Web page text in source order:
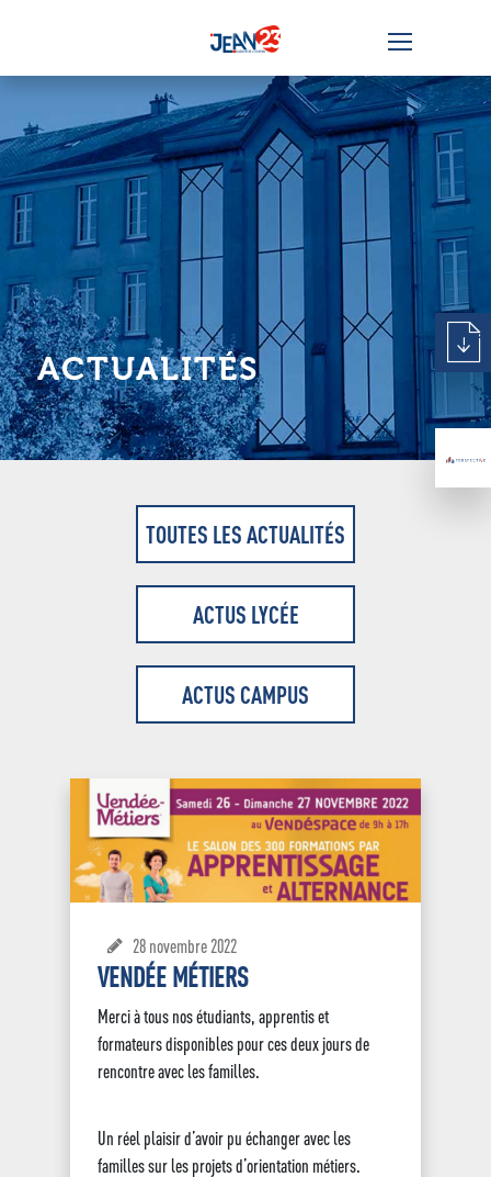
ACTUALITÉS
TOUTES LES ACTUALITÉS
ACTUS LYCÉE
ACTUS CAMPUS
28 novembre 2022
VENDÉE MÉTIERS
Merci à tous nos étudiants, apprentis et
formateurs disponibles pour ces deux jours de
rencontre avec les familles.
Un réel plaisir d’avoir pu échanger avec les
familles sur les projets d’orientation métiers.